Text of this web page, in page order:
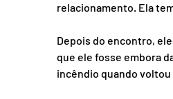
relacionamento. Ela
Depois do encontro,
que ele fosse embora
incêndio quando voltou